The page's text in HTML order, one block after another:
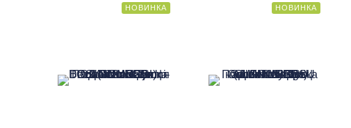
НОВИНКА НОВИНКА